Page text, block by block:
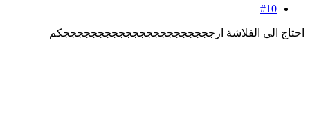
#10
احتاج الى الفلاشة ارججججججججججججججججججججججكم